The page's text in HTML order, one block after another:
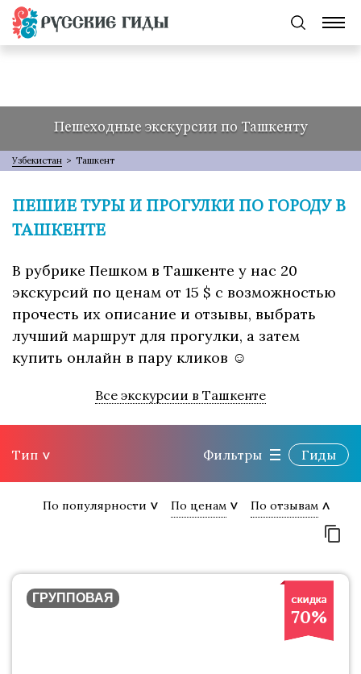
Пешеходные экскурсии по Ташкенту
Узбекистан > Ташкент
ПЕШИЕ ТУРЫ И ПРОГУЛКИ ПО ГОРОДУ В
ТАШКЕНТЕ
В рубрике Пешком в Ташкенте у нас 20
экскурсий по ценам от 15 $ с возможностью
прочесть их описание и отзывы, выбрать
лучший маршрут для прогулки, а затем
купить онлайн в пару кликов ☺
Все экскурсии в Ташкенте
Тип Фильтры Гиды
По популярности По ценам По отзывам
70%
ГРУППОВАЯ